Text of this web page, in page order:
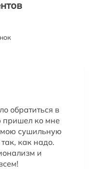
обратиться в
пришел ко мне
мою сушильную
как надо.
и